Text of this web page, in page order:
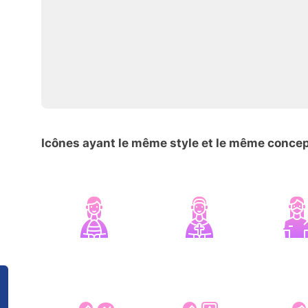
Icônes ayant le même style et le même